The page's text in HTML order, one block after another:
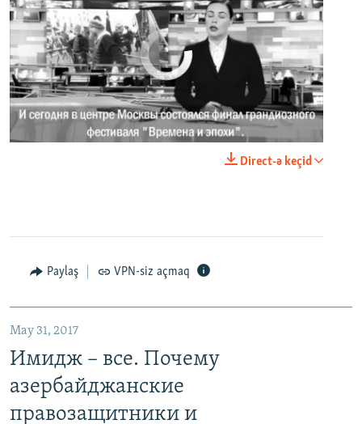
No media source currently available
Direct-ə keçid
Paylaş VPN-siz açmaq
May 31, 2017
Имидж – все. Почему
азербайджанские
правозащитники и
EMBED
Имидж – все. Почему азербайджанские правозащитники и независимые журналисты попадают в тюрьму